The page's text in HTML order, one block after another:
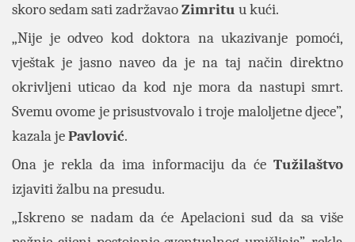
skoro sedam sati zadržavaoZimritu u kući.
„Nije je odveo kod doktora na ukazivanje pomoći,
vještak je jasno naveo da je na taj način direktno
okrivljeni uticao da kod nje mora da nastupi smrt.
Svemu ovome je prisustvovalo i troje maloljetne djece”,
kazala jePavlović.
Ona je rekla da ima informaciju da će Tužilaštvo
izjaviti žalbu na presudu.
„Iskreno se nadam da će Apelacioni sud da sa više